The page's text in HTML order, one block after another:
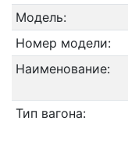
Модель:
Номер модели:
Наименование:
Тип вагона: